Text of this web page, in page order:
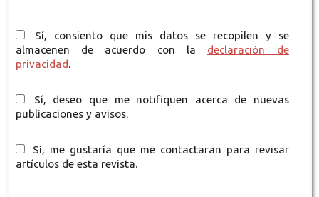
almacenen de acuerdo con la declaración de
privacidad.
publicaciones y avisos.
artículos de esta revista.